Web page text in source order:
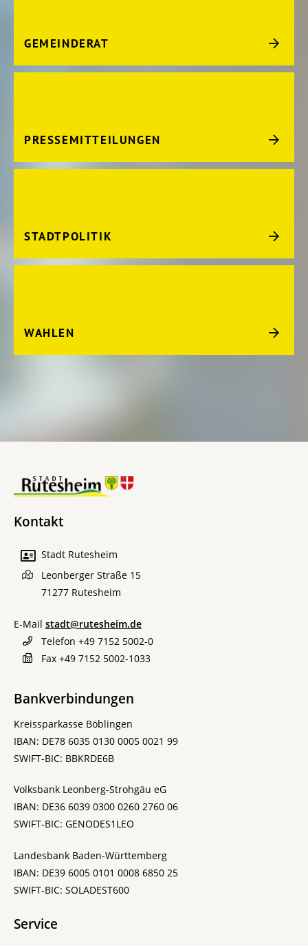
GEMEINDERAT
PRESSEMITTEILUNGEN
STADTPOLITIK
WAHLEN
Kontakt
Stadt Rutesheim
Leonberger Straße 15
71277 Rutesheim
E-Mail stadt@rutesheim.de
Telefon +49 7152 5002-0
Fax +49 7152 5002-1033
Bankverbindungen
Kreissparkasse Böblingen
IBAN: DE78 6035 0130 0005 0021 99
SWIFT-BIC: BBKRDE6B
Volksbank Leonberg-Strohgäu eG
IBAN: DE36 6039 0300 0260 2760 06
SWIFT-BIC: GENODES1LEO
Landesbank Baden-Württemberg
IBAN: DE39 6005 0101 0008 6850 25
SWIFT-BIC: SOLADEST600
Service